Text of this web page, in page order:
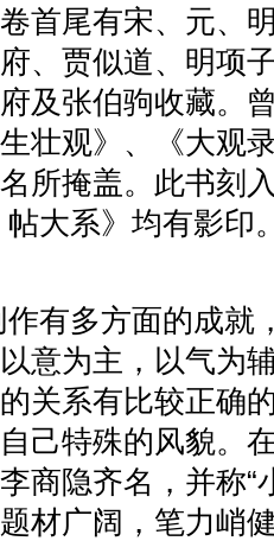
首尾有宋、元、
、贾似道、明项
及张伯驹收藏。
壮观》、《大观
所掩盖。此书刻
大系》均有影印
多方面的成就
意为主，以气为
关系有比较正确
己特殊的风貌。
商隐齐名，并称“
材广阔，笔力峭